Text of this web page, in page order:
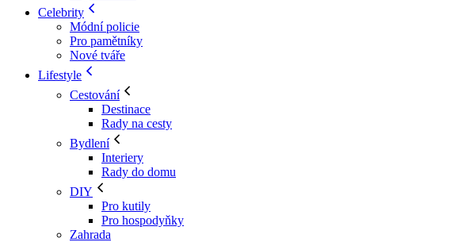
Celebrity
Módní policie
Pro pamětníky
Nové tváře
Lifestyle
Cestování
Destinace
Rady na cesty
Bydlení
Interiery
Rady do domu
DIY
Pro kutily
Pro hospodyňky
Zahrada